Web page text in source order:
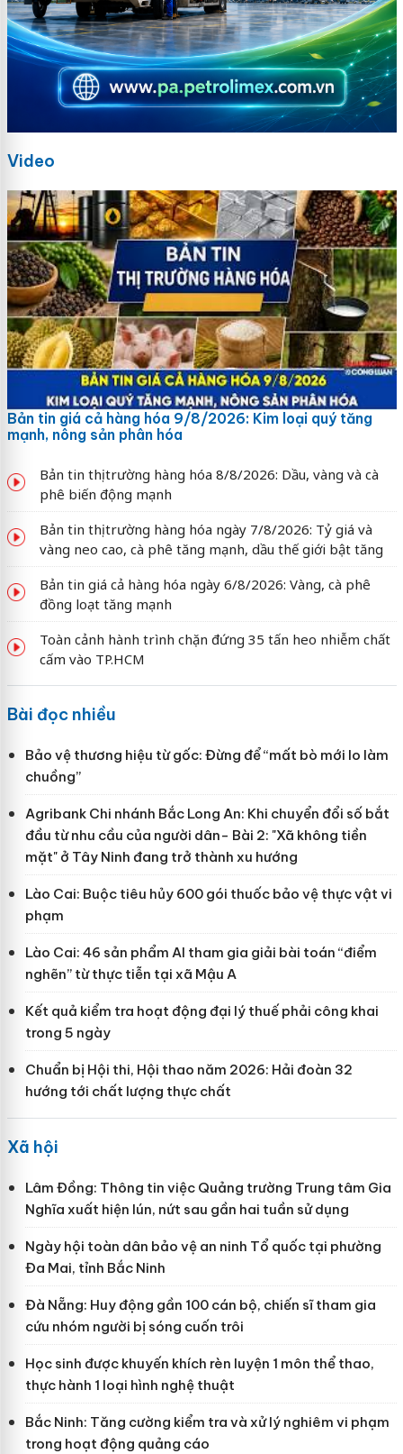
Video
Bản tin giá cả hàng hóa 9/8/2026: Kim loại quý tăng
mạnh, nông sản phân hóa
Bản tin thị trường hàng hóa 8/8/2026: Dầu, vàng và cà
phê biến động mạnh
Bản tin thị trường hàng hóa ngày 7/8/2026: Tỷ giá và
vàng neo cao, cà phê tăng mạnh, dầu thế giới bật tăng
Bản tin giá cả hàng hóa ngày 6/8/2026: Vàng, cà phê
đồng loạt tăng mạnh
Toàn cảnh hành trình chặn đứng 35 tấn heo nhiễm chất
cấm vào TP.HCM
Bài đọc nhiều
Bảo vệ thương hiệu từ gốc: Đừng để “mất bò mới lo làm
chuồng”
Agribank Chi nhánh Bắc Long An: Khi chuyển đổi số bắt
đầu từ nhu cầu của người dân- Bài 2: "Xã không tiền
mặt" ở Tây Ninh đang trở thành xu hướng
Lào Cai: Buộc tiêu hủy 600 gói thuốc bảo vệ thực vật vi
phạm
Lào Cai: 46 sản phẩm AI tham gia giải bài toán “điểm
nghẽn” từ thực tiễn tại xã Mậu A
Kết quả kiểm tra hoạt động đại lý thuế phải công khai
trong 5 ngày
Chuẩn bị Hội thi, Hội thao năm 2026: Hải đoàn 32
hướng tới chất lượng thực chất
Xã hội
Lâm Đồng: Thông tin việc Quảng trường Trung tâm Gia
Nghĩa xuất hiện lún, nứt sau gần hai tuần sử dụng
Ngày hội toàn dân bảo vệ an ninh Tổ quốc tại phường
Đa Mai, tỉnh Bắc Ninh
Đà Nẵng: Huy động gần 100 cán bộ, chiến sĩ tham gia
cứu nhóm người bị sóng cuốn trôi
Học sinh được khuyến khích rèn luyện 1 môn thể thao,
thực hành 1 loại hình nghệ thuật
Bắc Ninh: Tăng cường kiểm tra và xử lý nghiêm vi phạm
trong hoạt động quảng cáo